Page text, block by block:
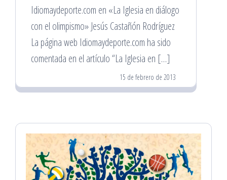
Idiomaydeporte.com en «La Iglesia en diálogo
con el olimpismo» Jesús Castañón Rodríguez
La página web Idiomaydeporte.com ha sido
comentada en el artículo “La Iglesia en […]
15 de febrero de 2013